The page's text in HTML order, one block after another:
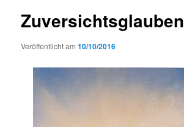
Zuversichtsglauben
Veröffentlicht am10/10/2016